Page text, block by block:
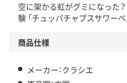
空に架かる虹がグミになった
験 「チュッパチャプスサワーベ
商品仕様
メーカー：クラシエ